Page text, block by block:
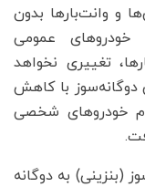
و وانت‌بارها بدون
عمومی
تغییری نخواهد
با کاهش
خودروهای شخصی
(بنزینی) به دوگانه